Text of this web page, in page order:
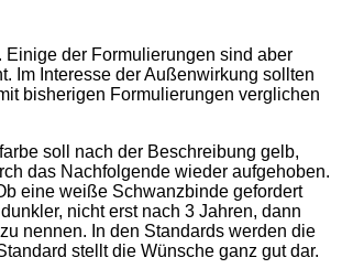
der Formulierungen sind aber
Im Interesse der Außenwirkung sollten
bisherigen Formulierungen verglichen
soll nach der Beschreibung gelb,
das Nachfolgende wieder aufgehoben.
eine weiße Schwanzbinde gefordert
nicht erst nach 3 Jahren, dann
nennen. In den Standards werden die
stellt die Wünsche ganz gut dar.